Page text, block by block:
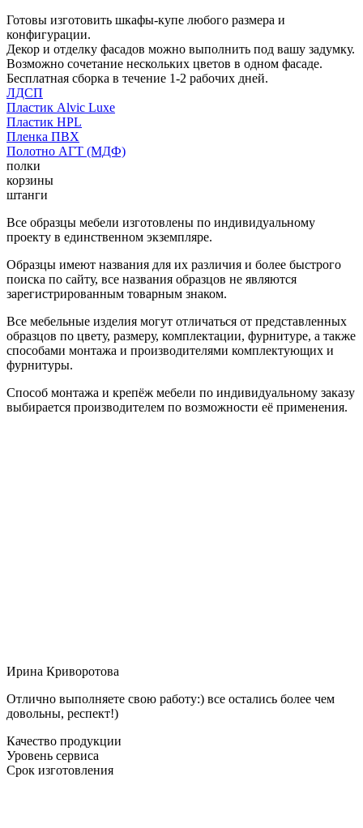
Готовы изготовить шкафы-купе любого размера и
конфигурации.
Декор и отделку фасадов можно выполнить под вашу задумку.
Возможно сочетание нескольких цветов в одном фасаде.
Бесплатная сборка в течение 1-2 рабочих дней.
ЛДСП
Пластик Alvic Luxe
Пластик HPL
Пленка ПВХ
Полотно АГТ (МДФ)
полки
корзины
штанги
Все образцы мебели изготовлены по индивидуальному
проекту в единственном экземпляре.
Образцы имеют названия для их различия и более быстрого
поиска по сайту, все названия образцов не являются
зарегистрированным товарным знаком.
Все мебельные изделия могут отличаться от представленных
образцов по цвету, размеру, комплектации, фурнитуре, а также
способами монтажа и производителями комплектующих и
фурнитуры.
Способ монтажа и крепёж мебели по индивидуальному заказу
выбирается производителем по возможности её применения.
Ирина Криворотова
Отлично выполняете свою работу:) все остались более чем
довольны, респект!)
Качество продукции
Уровень сервиса
Срок изготовления